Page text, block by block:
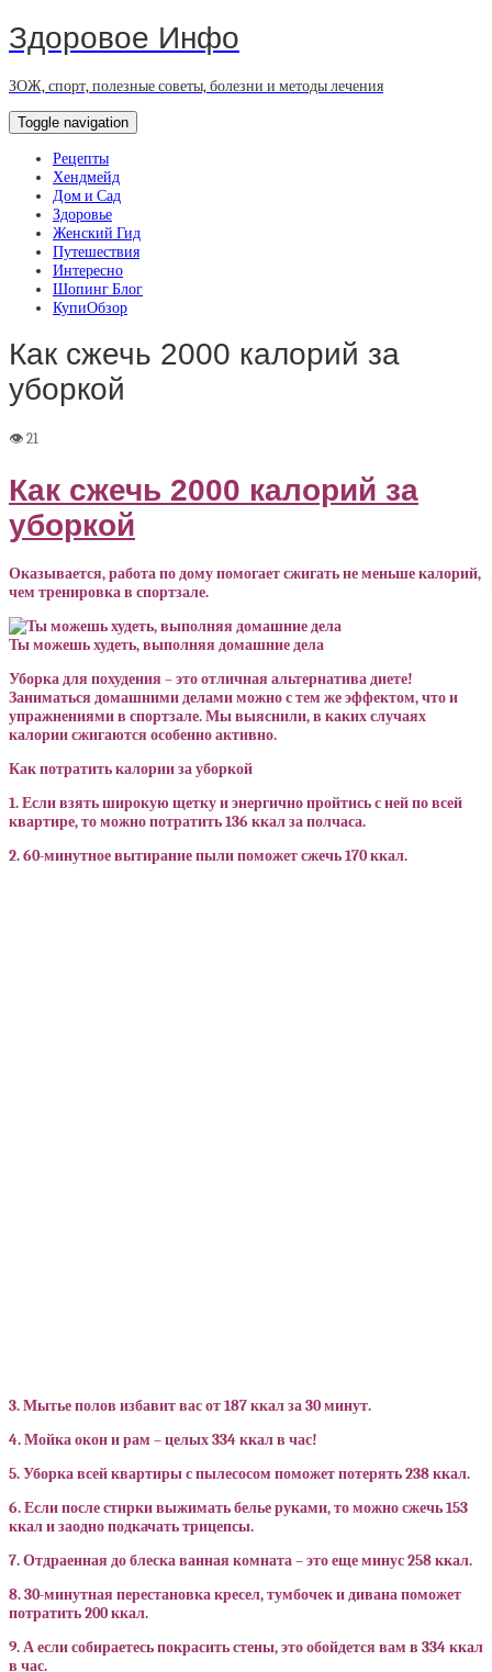
Здоровое Инфо
ЗОЖ, спорт, полезные советы, болезни и методы лечения
Toggle navigation
Рецепты
Хендмейд
Дом и Сад
Здоровье
Женский Гид
Путешествия
Интересно
Шопинг Блог
КупиОбзор
Как сжечь 2000 калорий за
уборкой
Как сжечь 2000 калорий за
уборкой
Оказывается, работа по дому помогает сжигать не меньше калорий,
чем тренировка в спортзале.
Ты можешь худеть, выполняя домашние дела
Уборка для похудения – это отличная альтернатива диете!
Заниматься домашними делами можно с тем же эффектом, что и
упражнениями в спортзале. Мы выяснили, в каких случаях
калории сжигаются особенно активно.
Как потратить калории за уборкой
1. Если взять широкую щетку и энергично пройтись с ней по всей
квартире, то можно потратить 136 ккал за полчаса.
2. 60-минутное вытирание пыли поможет сжечь 170 ккал.
3. Мытье полов избавит вас от 187 ккал за 30 минут.
4. Мойка окон и рам – целых 334 ккал в час!
5. Уборка всей квартиры с пылесосом поможет потерять 238 ккал.
6. Если после стирки выжимать белье руками, то можно сжечь 153
ккал и заодно подкачать трицепсы.
7. Отдраенная до блеска ванная комната – это еще минус 258 ккал.
8. 30-минутная перестановка кресел, тумбочек и дивана поможет
потратить 200 ккал.
9. А если собираетесь покрасить стены, это обойдется вам в 334 ккал
в час.